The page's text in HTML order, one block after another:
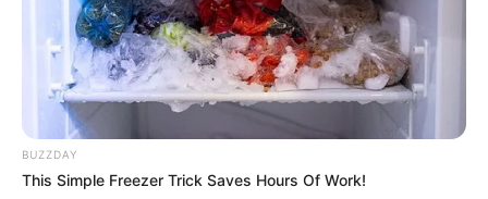
(liste de paris allant du plus risqué au prono plus soft.)
Un Tiercé.
Le couplé (jumelé) gagnant et/ou placé en combiné 3
chevaux.
Un 2sur4 en combiné 3Cv.
BUZZDAY
This Simple Freezer Trick Saves Hours Of Work!